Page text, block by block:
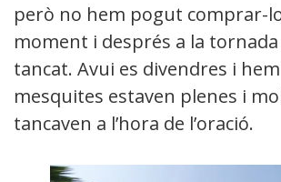
però no hem pogut comprar-
moment i després a la tornada
tancat. Avui es divendres i
mesquites estaven plenes i
tancaven a l’hora de l’oració.